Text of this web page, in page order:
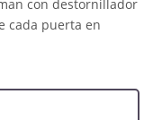
con destornillador
cada puerta en